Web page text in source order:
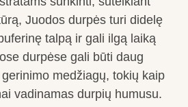
Juodos durpės turi didelę
talpą ir gali ilgą laiką
durpėse gali būti daug
medžiagų, tokių kaip
vadinamas durpių humusu.